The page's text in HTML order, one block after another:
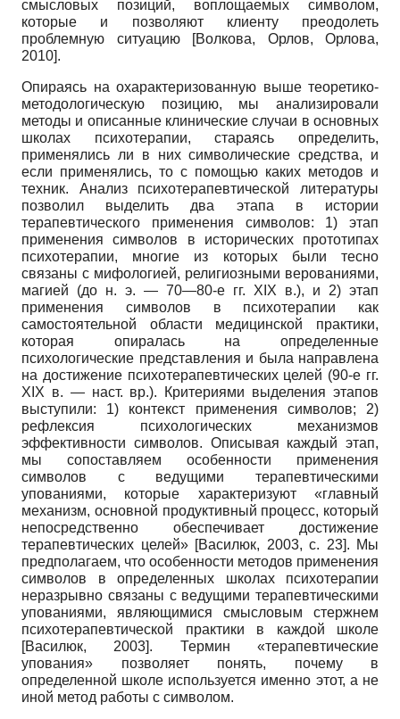
смысловых позиций, воплощаемых символом,
которые и позволяют клиенту преодолеть
проблемную ситуацию [Волкова, Орлов, Орлова,
2010].
Опираясь на охарактеризованную выше теоретико-
методологическую позицию, мы анализировали
методы и описанные клинические случаи в основных
школах психотерапии, стараясь определить,
применялись ли в них символические средства, и
если применялись, то с помощью каких методов и
техник. Анализ психотерапевтической литературы
позволил выделить два этапа в истории
терапевтического применения символов: 1) этап
применения символов в исторических прототипах
психотерапии, многие из которых были тесно
связаны с мифологией, религиозными верованиями,
магией (до н. э. — 70—80-е гг. XIX в.), и 2) этап
применения символов в психотерапии как
самостоятельной области медицинской практики,
которая опиралась на определенные
психологические представления и была направлена
на достижение психотерапевтических целей (90-е гг.
XIX в. — наст. вр.). Критериями выделения этапов
выступили: 1) контекст применения символов; 2)
рефлексия психологических механизмов
эффективности символов. Описывая каждый этап,
мы сопоставляем особенности применения
символов с ведущими терапевтическими
упованиями, которые характеризуют «главный
механизм, основной продуктивный процесс, который
непосредственно обеспечивает достижение
терапевтических целей» [Василюк, 2003, с. 23]. Мы
предполагаем, что особенности методов применения
символов в определенных школах психотерапии
неразрывно связаны с ведущими терапевтическими
упованиями, являющимися смысловым стержнем
психотерапевтической практики в каждой школе
[Василюк, 2003]. Термин «терапевтические
упования» позволяет понять, почему в
определенной школе используется именно этот, а не
иной метод работы с символом.